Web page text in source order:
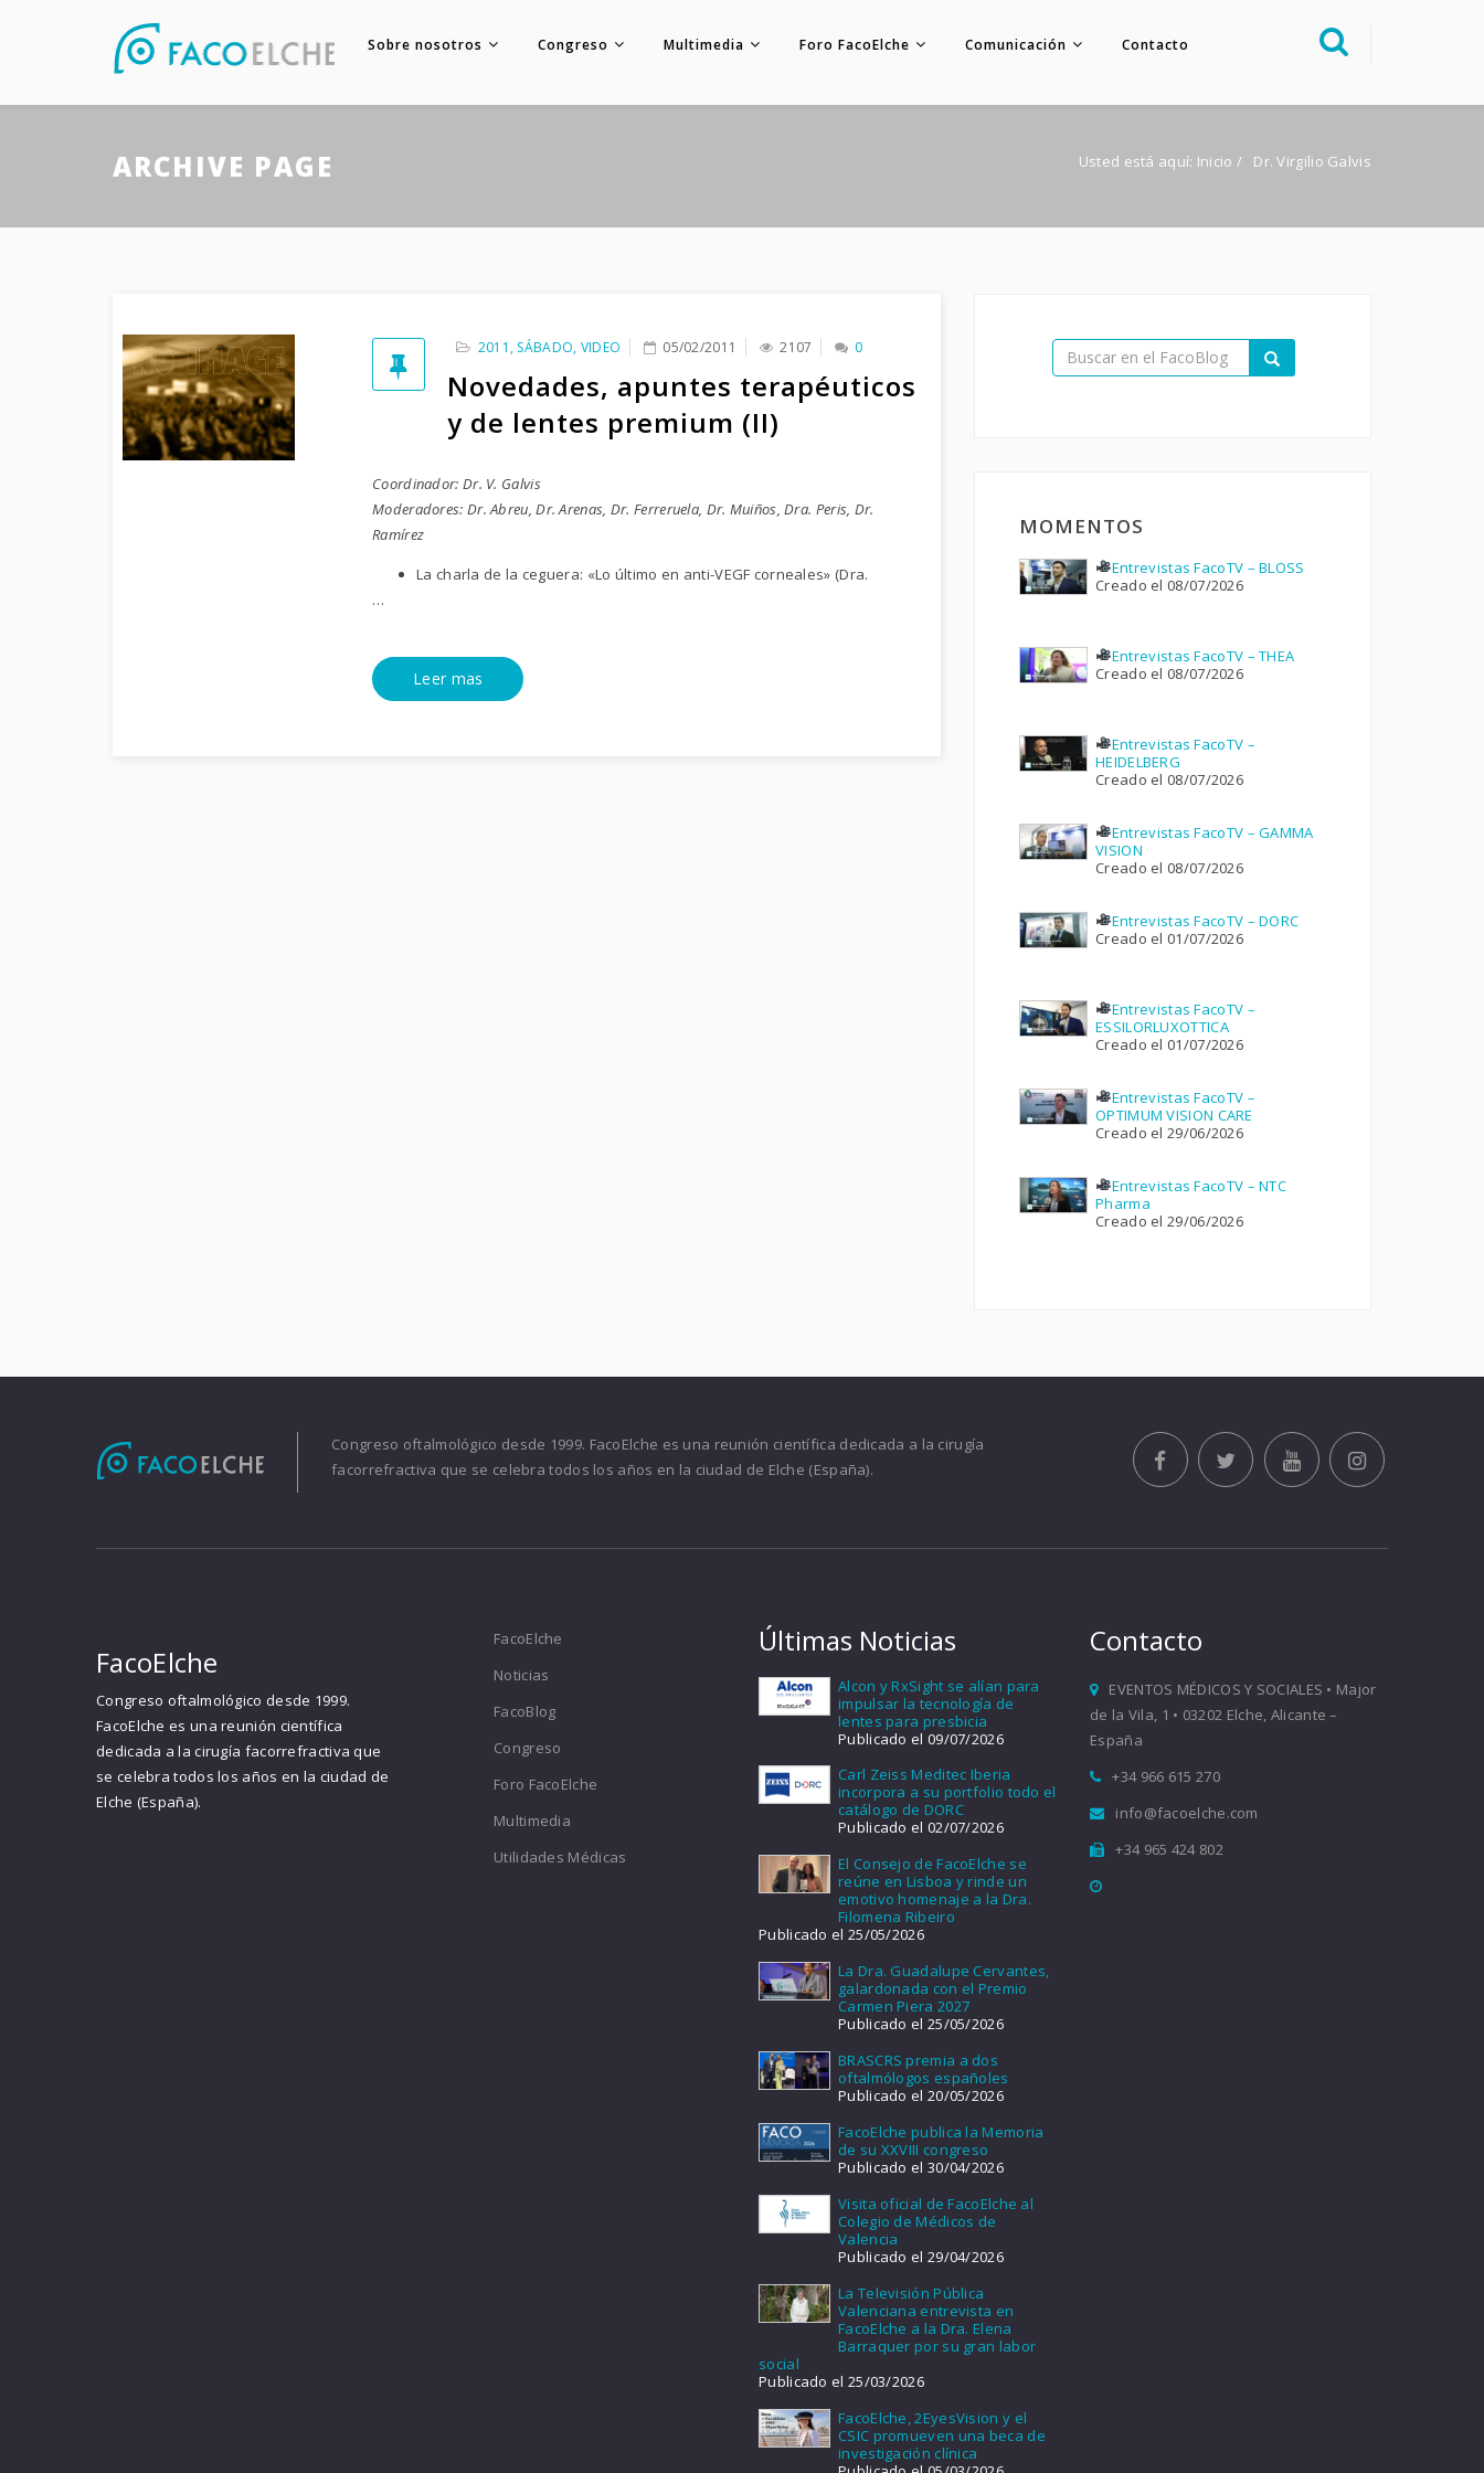
Sobre nosotros Congreso Multimedia Foro FacoElche Comunicación Contacto
Foro FacoElche
ARCHIVE PAGE Usted está aquí: Inicio / Dr. Virgilio Galvis
2011 , SÁBADO, VIDEO 05/02/2011 2107 0
Novedades, apuntes terapéuticos
y de lentes premium (II)
Coordinador: Dr. V. Galvis
Moderadores: Dr. Abreu, Dr. Arenas, Dr. Ferreruela, Dr. Muiños, Dra. Peris, Dr.
Ramírez
La charla de la ceguera: «Lo último en anti-VEGF corneales» (Dra.
…
Leer mas
MOMENTOS
Entrevistas FacoTV – BLOSS
Creado el 08/07/2026
Entrevistas FacoTV – THEA
Creado el 08/07/2026
Entrevistas FacoTV –
HEIDELBERG
Creado el 08/07/2026
Entrevistas FacoTV – GAMMA
VISION
Creado el 08/07/2026
Entrevistas FacoTV – DORC
Creado el 01/07/2026
Entrevistas FacoTV –
ESSILORLUXOTTICA
Creado el 01/07/2026
Entrevistas FacoTV –
OPTIMUM VISION CARE
Creado el 29/06/2026
Entrevistas FacoTV – NTC
Pharma
Creado el 29/06/2026
Congreso oftalmológico desde 1999. FacoElche es una reunión científica dedicada a la cirugía
facorrefractiva que se celebra todos los años en la ciudad de Elche (España).
FacoElche
Congreso oftalmológico desde 1999.
FacoElche es una reunión científica
dedicada a la cirugía facorrefractiva que
se celebra todos los años en la ciudad de
Elche (España).
FacoElche
Noticias
FacoBlog
Congreso
Foro FacoElche
Multimedia
Utilidades Médicas
Últimas Noticias
Alcon y RxSight se alían para
impulsar la tecnología de
lentes para presbicia
Publicado el 09/07/2026
Carl Zeiss Meditec Iberia
incorpora a su portfolio todo el
catálogo de DORC
Publicado el 02/07/2026
El Consejo de FacoElche se
reúne en Lisboa y rinde un
emotivo homenaje a la Dra.
Filomena Ribeiro
Publicado el 25/05/2026
La Dra. Guadalupe Cervantes,
galardonada con el Premio
Carmen Piera 2027
Publicado el 25/05/2026
BRASCRS premia a dos
oftalmólogos españoles
Publicado el 20/05/2026
FacoElche publica la Memoria
de su XXVIII congreso
Publicado el 30/04/2026
Visita oficial de FacoElche al
Colegio de Médicos de
Valencia
Publicado el 29/04/2026
La Televisión Pública
Valenciana entrevista en
FacoElche a la Dra. Elena
Barraquer por su gran labor
social
Publicado el 25/03/2026
FacoElche, 2EyesVision y el
CSIC promueven una beca de
investigación clínica
Contacto
EVENTOS MÉDICOS Y SOCIALES • Major
de la Vila, 1 • 03202 Elche, Alicante –
España
+34 966 615 270
info@facoelche.com
+34 965 424 802